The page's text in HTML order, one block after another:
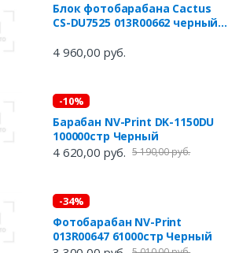
Блок фотобарабана Cactus
CS-DU7525 013R00662 черный
WorkCentre
4 960,00 руб.
-10%
Барабан NV-Print DK-1150DU
100000стр Черный
4 620,00 руб. 5 190,00 руб.
-34%
Фотобарабан NV-Print
013R00647 61000стр Черный